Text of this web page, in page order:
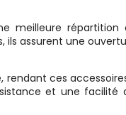
meilleure répartition
ils assurent une
ces
et une facilité